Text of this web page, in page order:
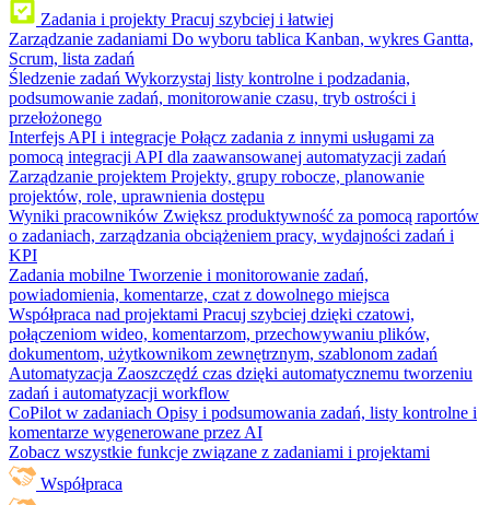
Zadania i projekty Pracuj szybciej i łatwiej
Zarządzanie zadaniami Do wyboru tablica Kanban, wykres Gantta,
Scrum, lista zadań
Śledzenie zadań Wykorzystaj listy kontrolne i podzadania,
podsumowanie zadań, monitorowanie czasu, tryb ostrości i
przełożonego
Interfejs API i integracje Połącz zadania z innymi usługami za
pomocą integracji API dla zaawansowanej automatyzacji zadań
Zarządzanie projektem Projekty, grupy robocze, planowanie
projektów, role, uprawnienia dostępu
Wyniki pracowników Zwiększ produktywność za pomocą raportów
o zadaniach, zarządzania obciążeniem pracy, wydajności zadań i
KPI
Zadania mobilne Tworzenie i monitorowanie zadań,
powiadomienia, komentarze, czat z dowolnego miejsca
Współpraca nad projektami Pracuj szybciej dzięki czatowi,
połączeniom wideo, komentarzom, przechowywaniu plików,
dokumentom, użytkownikom zewnętrznym, szablonom zadań
Automatyzacja Zaoszczędź czas dzięki automatycznemu tworzeniu
zadań i automatyzacji workflow
CoPilot w zadaniach Opisy i podsumowania zadań, listy kontrolne i
komentarze wygenerowane przez AI
Zobacz wszystkie funkcje związane z zadaniami i projektami
Współpraca